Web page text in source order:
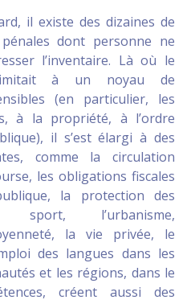
il existe des dizaines de
dont personne ne
l’inventaire. Là où le
à un noyau de
(en particulier, les
à la propriété, à l’ordre
il s’est élargi à des
comme la circulation
les obligations fiscales
la protection des
sport, l’urbanisme,
la vie privée, le
des langues dans les
et les régions, dans le
créent aussi des